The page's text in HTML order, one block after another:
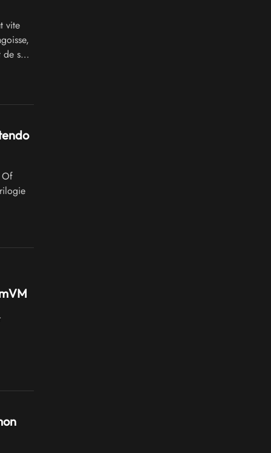
vite
son
Of